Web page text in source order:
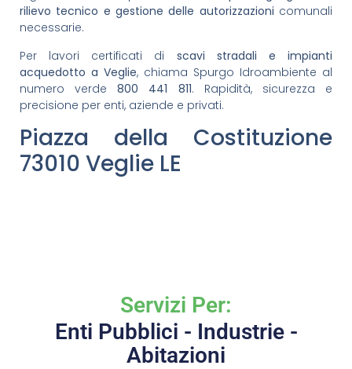
rilievo tecnico e gestione delle autorizzazioni comunali
necessarie.
Per lavori certificati di scavi stradali e impianti
acquedotto a Veglie, chiama Spurgo Idroambiente al
numero verde800 441 811. Rapidità, sicurezza e
precisione per enti, aziende e privati.
Piazza della Costituzione
73010 Veglie LE
Servizi Per:
Enti Pubblici - Industrie -
Abitazioni